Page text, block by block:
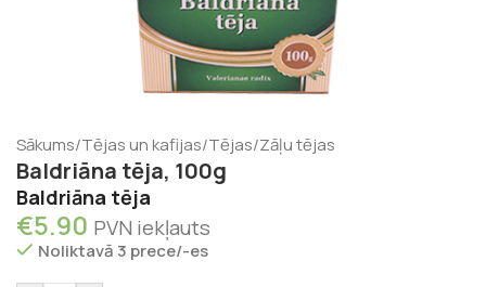
Sākums/Tējas un kafijas/Tējas/Zāļu tējas
Baldriāna tēja, 100g
Baldriāna tēja
€5.90 PVN iekļauts
Noliktavā 3 prece/-es